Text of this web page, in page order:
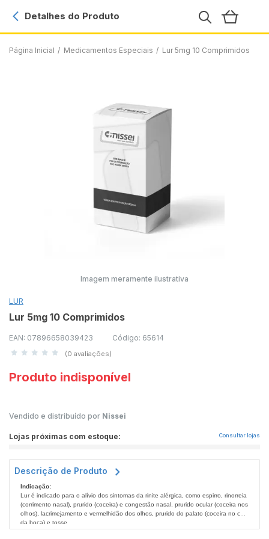
Página Inicial / Medicamentos Especiais / Lur 5mg 10 Comprimidos
Detalhes do Produto
Imagem meramente ilustrativa
LUR
Lur 5mg 10 Comprimidos
EAN: 07896658039423 Código: 65614
(0 avaliações)
Produto indisponível
Vendido e distribuído por Nissei
Lojas próximas com estoque: Consultar lojas
Descrição de Produto
Indicação:
Lur é indicado para o alívio dos sintomas da rinite alérgica, como espirro, rinorreia
(corrimento nasal), prurido (coceira) e congestão nasal, prurido ocular (coceira nos
olhos), lacrimejamento e vermelhidão dos olhos, prurido do palato (coceira no céu
da boca) e tosse.
Lur também é indicado para o alívio dos sinais e sintomas de coceiras de pele